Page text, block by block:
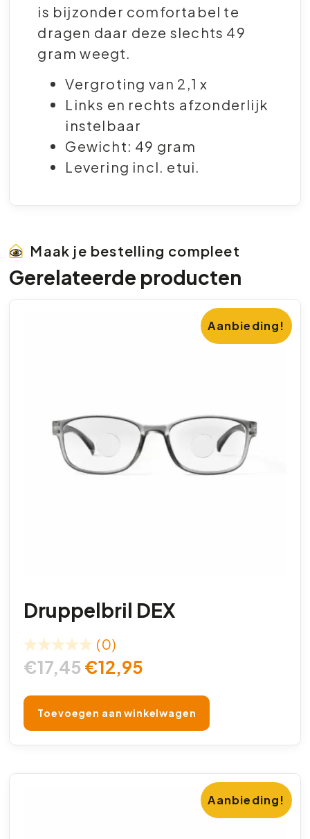
is bijzonder comfortabel te
dragen daar deze slechts 49
gram weegt.
Vergroting van 2,1 x
Links en rechts afzonderlijk
instelbaar
Gewicht: 49 gram
Levering incl. etui.
Maak je bestelling compleet
Gerelateerde producten
Aanbieding!
Druppelbril DEX
(0)
€17,45 €12,95
Toevoegen aan winkelwagen
Aanbieding!